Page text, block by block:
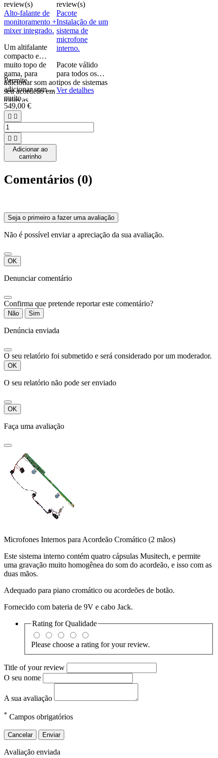
review(s)
Alto-falante de
monitoramento +
mixer integrado.
Um altifalante
compacto e
muito topo de
gama, para
adicionar som ao
seu acordeão em
todas as
situações.
Permite
adicionar som
muito
rapidamente,
sem um mixer
ou mixer.
549,00 €
 
 
Adicionar ao
carrinho
review(s)
Pacote
Instalação de um
sistema de
microfone
interno.
Pacote válido
para todos os
tipos de sistemas
de microfones
possibilidade de
colocar o jack e
nas tabelas de
harmonias...) .
Preço: entre
250€ e 390€
Ver detalhes
Comentários (0)
Seja o primeiro a fazer uma avaliação
Não é possível enviar a apreciação da sua avaliação.
OK
Denunciar comentário
Confirma que pretende reportar este comentário?
Não Sim
Denúncia enviada
O seu relatório foi submetido e será considerado por um moderador.
OK
O seu relatório não pode ser enviado
OK
Faça uma avaliação
Microfones Internos para Acordeão Cromático (2 mãos)
Este sistema interno contém quatro cápsulas Musitech, e permite
uma gravação muito homogênea do som do acordeão, e isso com as
duas mãos.
Adequado para piano cromático ou acordeões de botão.
Fornecido com bateria de 9V e cabo Jack.
Rating forQualidade
Please choose a rating for your review.
Title of your review
O seu nome
A sua avaliação
* Campos obrigatórios
Cancelar Enviar
Avaliação enviada